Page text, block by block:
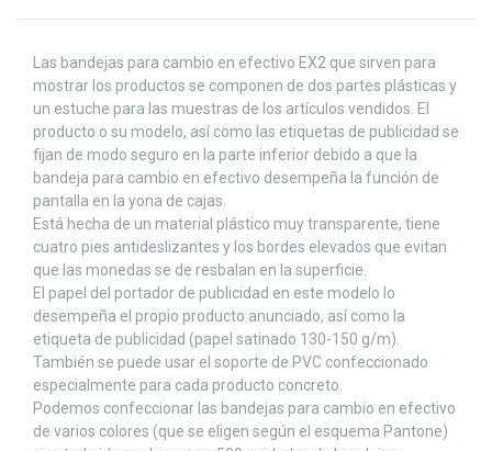
Las bandejas para cambio en efectivo EX2 que sirven para
mostrar los productos se componen de dos partes plásticas y
un estuche para las muestras de los artículos vendidos. El
producto o su modelo, así como las etiquetas de publicidad se
fijan de modo seguro en la parte inferior debido a que la
bandeja para cambio en efectivo desempeña la función de
pantalla en la yona de cajas.
Está hecha de un material plástico muy transparente, tiene
cuatro pies antideslizantes y los bordes elevados que evitan
que las monedas se de resbalan en la superficie.
El papel del portador de publicidad en este modelo lo
desempeña el propio producto anunciado, así como la
etiqueta de publicidad (papel satinado 130-150 g/m).
También se puede usar el soporte de PVC confeccionado
especialmente para cada producto concreto.
Podemos confeccionar las bandejas para cambio en efectivo
de varios colores (que se eligen según el esquema Pantone)